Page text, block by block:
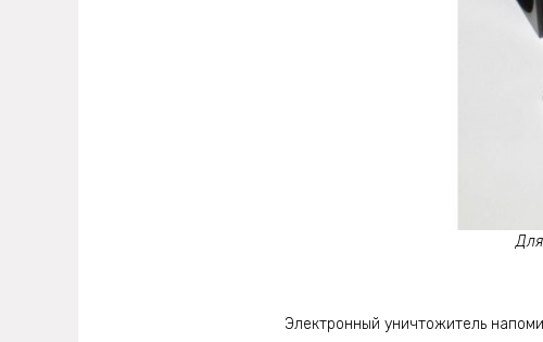
Электронный уничтожитель